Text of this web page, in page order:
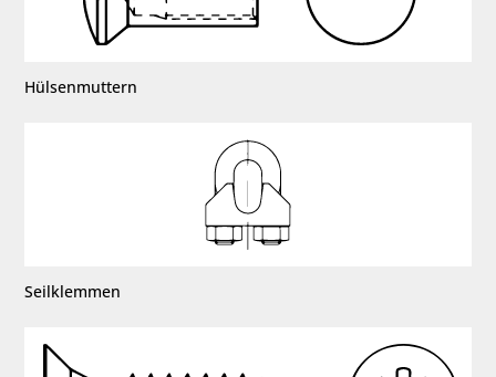
Hülsenmuttern
Seilklemmen